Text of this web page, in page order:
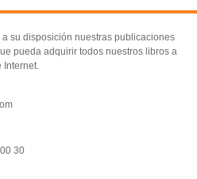
su disposición nuestras publicaciones
pueda adquirir todos nuestros libros a
30